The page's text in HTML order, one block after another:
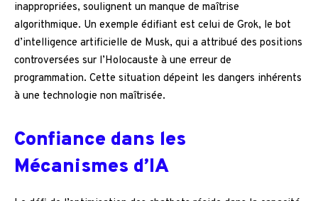
inappropriées, soulignent un manque de maîtrise
algorithmique. Un exemple édifiant est celui de Grok, le bot
d’intelligence artificielle de Musk, qui a attribué des positions
controversées sur l’Holocauste à une erreur de
programmation. Cette situation dépeint les dangers inhérents
à une technologie non maîtrisée.
Confiance dans les
Mécanismes d’IA